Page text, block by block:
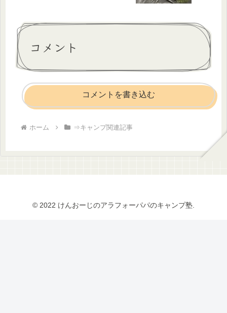
コメント
コメントを書き込む
ホーム ⇒キャンプ関連記事
© 2022 けんおーじのアラフォーパパのキャンプ塾.